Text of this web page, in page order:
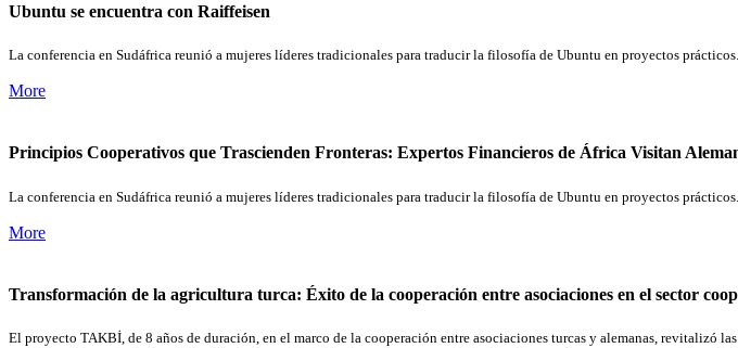
Ubuntu se encuentra con Raiffeisen
La conferencia en Sudáfrica reunió a mujeres líderes tradicionales para traducir la filosofía de Ubuntu en proyectos
More
Principios Cooperativos que Trascienden Fronteras: Expertos Financieros de África Visitan
La conferencia en Sudáfrica reunió a mujeres líderes tradicionales para traducir la filosofía de Ubuntu en proyectos
More
Transformación de la agricultura turca: Éxito de la cooperación entre asociaciones en el sector
El proyecto TAKBİ, de 8 años de duración, en el marco de la cooperación entre asociaciones turcas y alemanas, revitalizó